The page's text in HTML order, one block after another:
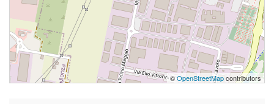
©OpenStreetMapcontributors